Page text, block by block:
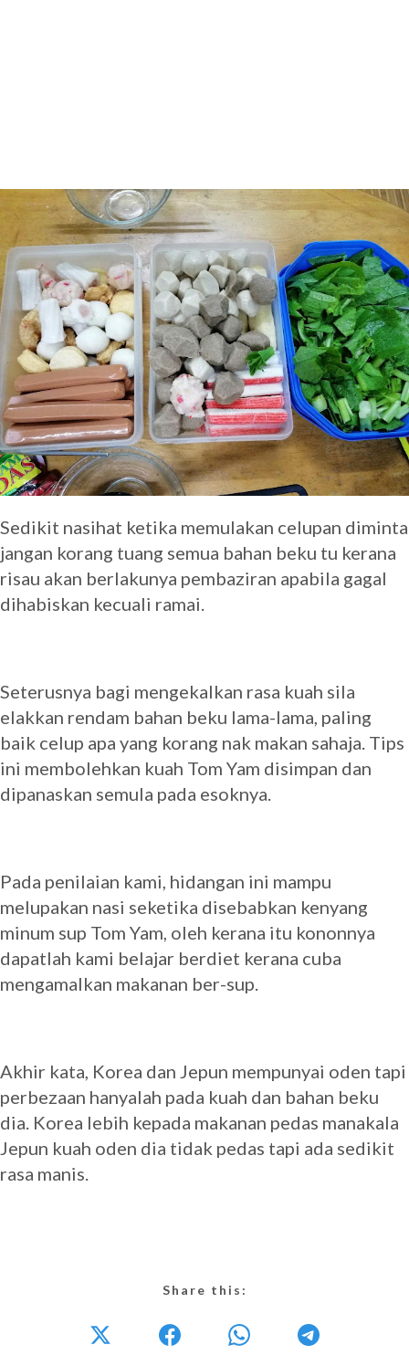
Sedikit nasihat ketika memulakan celupan diminta
jangan korang tuang semua bahan beku tu kerana
risau akan berlakunya pembaziran apabila gagal
dihabiskan kecuali ramai.
Seterusnya bagi mengekalkan rasa kuah sila
elakkan rendam bahan beku lama-lama, paling
baik celup apa yang korang nak makan sahaja. Tips
ini membolehkan kuah Tom Yam disimpan dan
dipanaskan semula pada esoknya.
Pada penilaian kami, hidangan ini mampu
melupakan nasi seketika disebabkan kenyang
minum sup Tom Yam, oleh kerana itu kononnya
dapatlah kami belajar berdiet kerana cuba
mengamalkan makanan ber-sup.
Akhir kata, Korea dan Jepun mempunyai oden tapi
perbezaan hanyalah pada kuah dan bahan beku
dia. Korea lebih kepada makanan pedas manakala
Jepun kuah oden dia tidak pedas tapi ada sedikit
rasa manis.
Share this: